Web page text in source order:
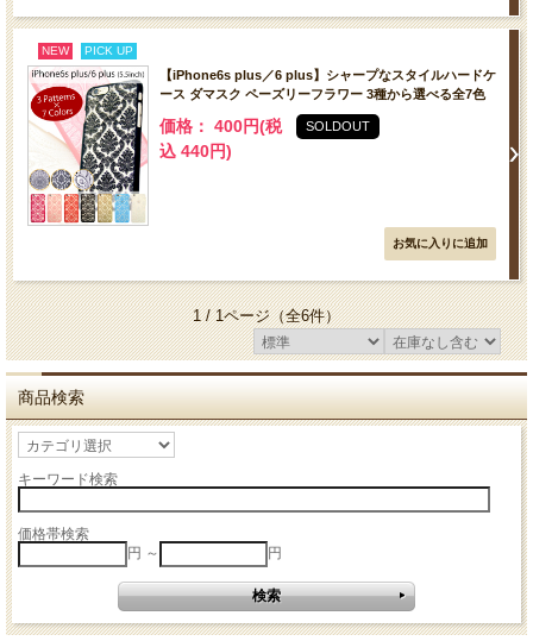
NEW PICK UP
【iPhone6s plus／6 plus】シャープなスタイルハードケ
ース ダマスク ペーズリーフラワー 3種から選べる全7色
価格： 400円(税
込 440円)
SOLDOUT
1 / 1ページ（全6件）
商品検索
キーワード検索
価格帯検索
円 ～
円